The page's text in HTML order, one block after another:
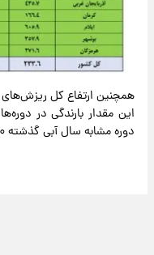
دوره مشابه سال آبی گذشته ۱۴۴.۰ میلیمتر را نشان می‌دهد.